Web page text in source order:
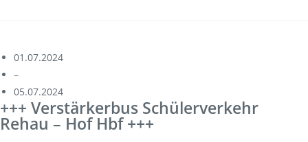
Verbindungen
Tickets
Freizeit
Service
Unternehmen
01.07.2024
–
05.07.2024
+++ Verstärkerbus Schülerverkehr
Rehau – Hof Hbf +++